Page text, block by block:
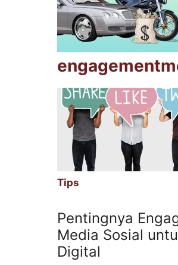
Tips
Pentingnya
Media Sosial
Digital